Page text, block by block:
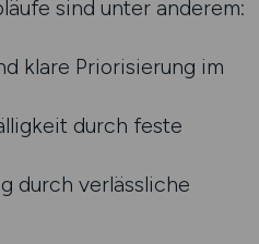
sind unter anderem:
klare Priorisierung im
durch feste
durch verlässliche